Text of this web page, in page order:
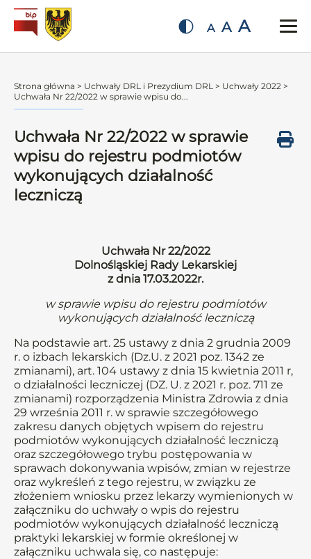
A A A
Strona główna > Uchwały DRL i Prezydium DRL > Uchwały 2022 >
Uchwała Nr 22/2022 w sprawie wpisu do...
Uchwała Nr 22/2022 w sprawie
wpisu do rejestru podmiotów
wykonujących działalność
leczniczą
Uchwała Nr 22/2022
Dolnośląskiej Rady Lekarskiej
z dnia 17.03.2022r.
w sprawie wpisu do rejestru podmiotów
wykonujących działalność leczniczą
Na podstawie art. 25 ustawy z dnia 2 grudnia 2009
r. o izbach lekarskich (Dz.U. z 2021 poz. 1342 ze
zmianami), art. 104 ustawy z dnia 15 kwietnia 2011 r,
o działalności leczniczej (DZ. U. z 2021 r. poz. 711 ze
zmianami) rozporządzenia Ministra Zdrowia z dnia
29 września 2011 r. w sprawie szczegółowego
zakresu danych objętych wpisem do rejestru
podmiotów wykonujących działalność leczniczą
oraz szczegółowego trybu postępowania w
sprawach dokonywania wpisów, zmian w rejestrze
oraz wykreśleń z tego rejestru, w związku ze
złożeniem wniosku przez lekarzy wymienionych w
załączniku do uchwały o wpis do rejestru
podmiotów wykonujących działalność leczniczą
praktyki lekarskiej w formie określonej w
załączniku uchwala się, co następuje: